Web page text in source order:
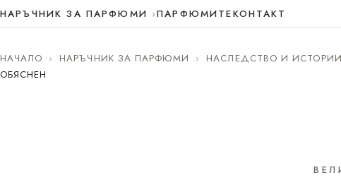
НАРЪЧНИК ЗА ПАРФЮМИ ПАРФЮМИТЕКОНТАКТ
НАЧАЛО › НАРЪЧНИК ЗА ПАРФЮМИ › НАСЛЕДСТВО И ИСТОРИИ
ОБЯСНЕН